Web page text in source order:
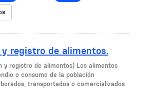
registro de alimentos.
y registro de alimentos) Los alimentos
o consumo de la población
transportados o comercializados